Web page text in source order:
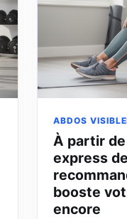
ABDOS
À partir
express
booste
encore